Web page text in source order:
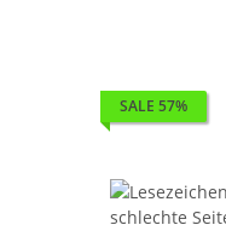
SALE 57%